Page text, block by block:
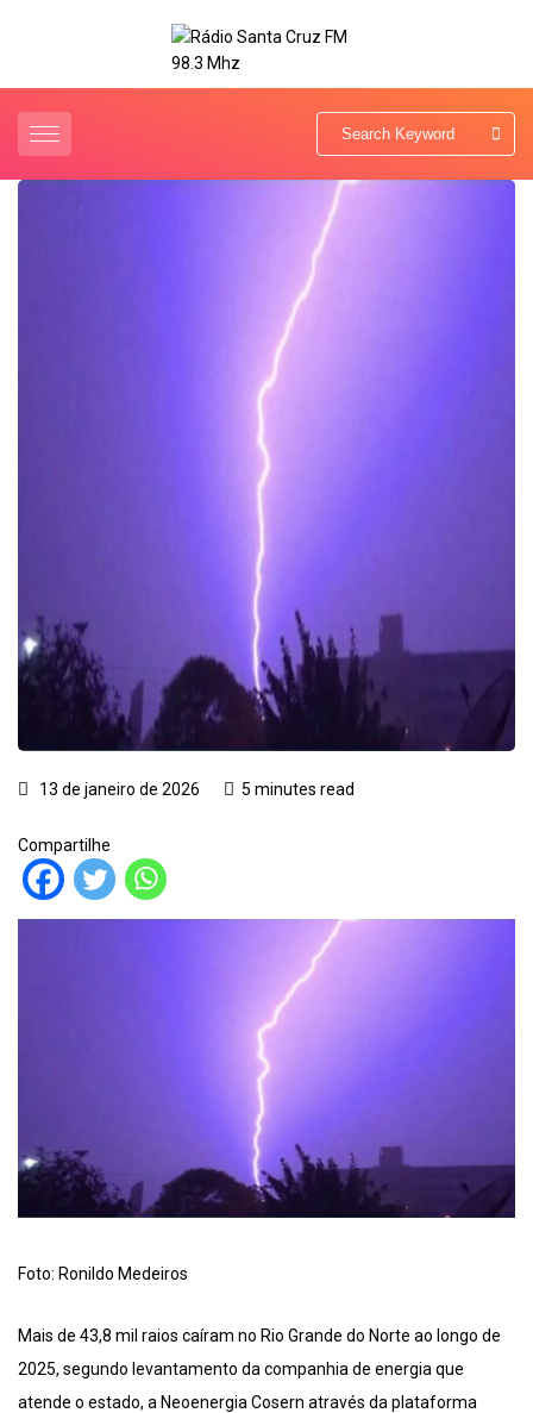
13 de janeiro de 2026 5 minutes read
Compartilhe
Foto: Ronildo Medeiros
Mais de 43,8 mil raios caíram no Rio Grande do Norte ao longo de
2025, segundo levantamento da companhia de energia que
atende o estado, a Neoenergia Cosern através da plataforma